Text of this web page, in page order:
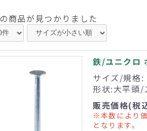
の商品が見つかりました
鉄/ユニクロ
サイズ/規格
形状:大平頭/
販売価格(税
※本数により
となります。